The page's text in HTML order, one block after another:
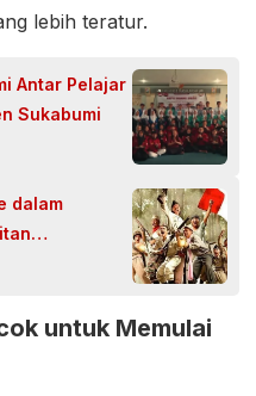
lebih teratur.
Antar Pelajar
Sukabumi
dalam
untuk Memulai